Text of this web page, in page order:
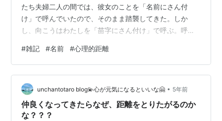
たち夫婦二人の間では、彼女のことを「名前にさん付
け」で呼んでいたので、そのまま踏襲してきた。しか
し、向こうはわたしを「苗字にさん付け」で呼ぶ。呼び
しも名前で呼ばれたい欲求がある。名前で呼ばれると、
なんとなく心理的距離が縮まったと感じるのは、わたし
だけだろうか。10代のころに、「何て呼べばいい？」
「〇〇（名前）でいいよ～」「〇〇（名前の一部をもじ
ったあだ名）って呼んで！」なんて話していたころが懐
かしい。そんなに呼んでほしければ、名前で呼んでほし
#雑記 #名前 #心理的距離
unchantotaro blog💫心が元気になるといいな🤗 • 5年前
仲良くなってきたらなぜ、距離をとりたがるのか
な？？？